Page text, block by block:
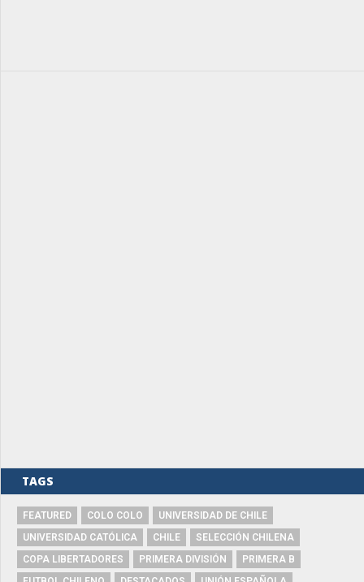
TAGS
FEATURED COLO COLO
UNIVERSIDAD DE CHILE
UNIVERSIDAD CATÓLICA
CHILE
SELECCIÓN CHILENA
COPA LIBERTADORES
PRIMERA DIVISIÓN
PRIMERA B